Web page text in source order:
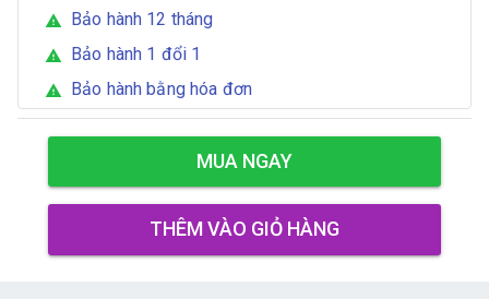
warning Bảo hành 12 tháng
warning Bảo hành 1 đổi 1
warning Bảo hành bằng hóa đơn
MUA NGAY
THÊM VÀO GIỎ HÀNG